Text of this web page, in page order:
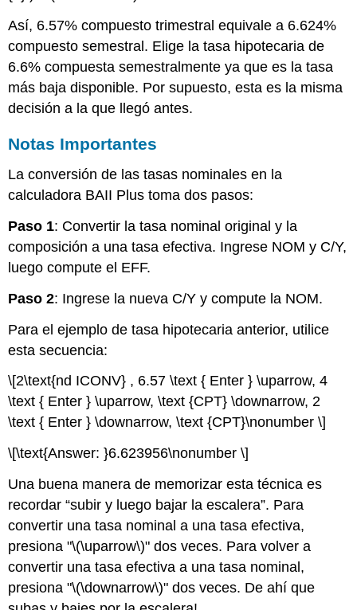
Así, 6.57% compuesto trimestral equivale a 6.624%
compuesto semestral. Elige la tasa hipotecaria de
6.6% compuesta semestralmente ya que es la tasa
más baja disponible. Por supuesto, esta es la misma
decisión a la que llegó antes.
Notas Importantes
La conversión de las tasas nominales en la
calculadora BAII Plus toma dos pasos:
Paso 1: Convertir la tasa nominal original y la
composición a una tasa efectiva. Ingrese NOM y C/Y,
luego compute el EFF.
Paso 2: Ingrese la nueva C/Y y compute la NOM.
Para el ejemplo de tasa hipotecaria anterior, utilice
esta secuencia:
\[2\text{nd ICONV} , 6.57 \text { Enter } \uparrow, 4
\text { Enter } \uparrow, \text {CPT} \downarrow, 2
\text { Enter } \downarrow, \text {CPT}\nonumber \]
\[\text{Answer: }6.623956\nonumber \]
Una buena manera de memorizar esta técnica es
recordar “subir y luego bajar la escalera”. Para
convertir una tasa nominal a una tasa efectiva,
presiona "\(\uparrow\)" dos veces. Para volver a
convertir una tasa efectiva a una tasa nominal,
presiona "\(\downarrow\)" dos veces. De ahí que